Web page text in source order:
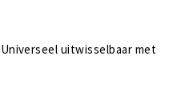
uitwisselbaar met